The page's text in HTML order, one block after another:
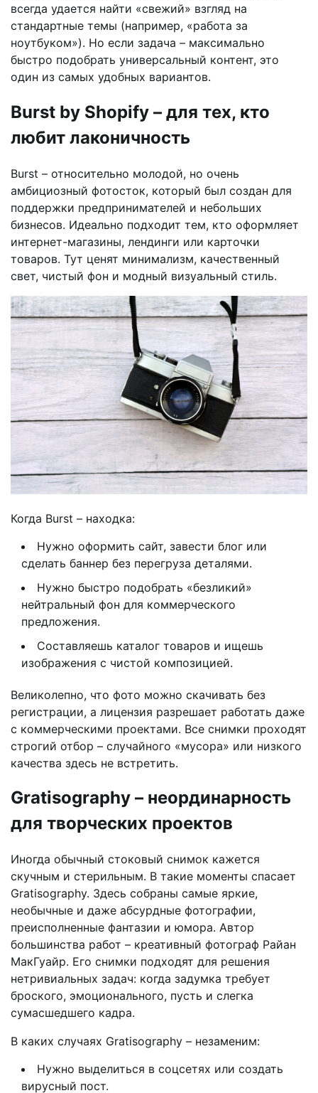
всегда удается найти «свежий» взгляд на
стандартные темы (например, «работа за
ноутбуком»). Но если задача – максимально
быстро подобрать универсальный контент, это
один из самых удобных вариантов.
Burst by Shopify – для тех, кто
любит лаконичность
Burst – относительно молодой, но очень
амбициозный фотосток, который был создан для
поддержки предпринимателей и небольших
бизнесов. Идеально подходит тем, кто оформляет
интернет-магазины, лендинги или карточки
товаров. Тут ценят минимализм, качественный
свет, чистый фон и модный визуальный стиль.
Когда Burst – находка:
Нужно оформить сайт, завести блог или
сделать баннер без перегруза деталями.
Нужно быстро подобрать «безликий»
нейтральный фон для коммерческого
предложения.
Составляешь каталог товаров и ищешь
изображения с чистой композицией.
Великолепно, что фото можно скачивать без
регистрации, а лицензия разрешает работать даже
с коммерческими проектами. Все снимки проходят
строгий отбор – случайного «мусора» или низкого
качества здесь не встретить.
Gratisography – неординарность
для творческих проектов
Иногда обычный стоковый снимок кажется
скучным и стерильным. В такие моменты спасает
Gratisography. Здесь собраны самые яркие,
необычные и даже абсурдные фотографии,
преисполненные фантазии и юмора. Автор
большинства работ – креативный фотограф Райан
МакГуайр. Его снимки подходят для решения
нетривиальных задач: когда задумка требует
броского, эмоционального, пусть и слегка
сумасшедшего кадра.
В каких случаях Gratisography – незаменим:
Нужно выделиться в соцсетях или создать
вирусный пост.